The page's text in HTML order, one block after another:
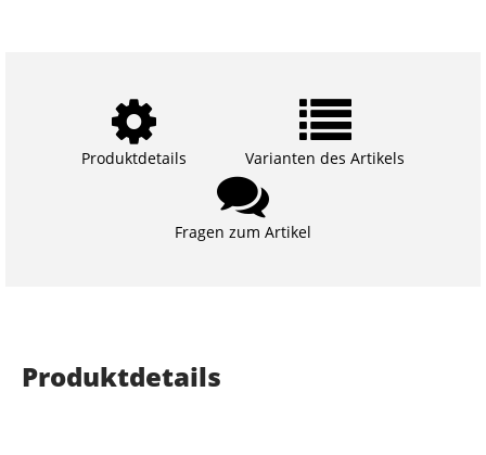
Produktdetails Varianten des Artikels
Fragen zum Artikel
Produktdetails